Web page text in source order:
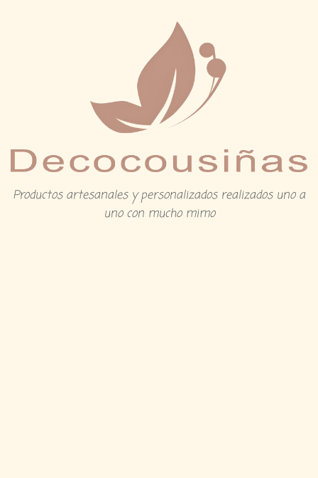
Productos artesanales y personalizados realizados uno a
uno con mucho mimo